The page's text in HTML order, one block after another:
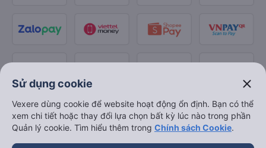
Sử dụng cookie close
Vexere dùng cookie để website hoạt động ổn định. Bạn có thể
xem chi tiết hoặc thay đổi lựa chọn bất kỳ lúc nào trong phần
Quản lý cookie. Tìm hiểu thêm trong Chính sách Cookie.